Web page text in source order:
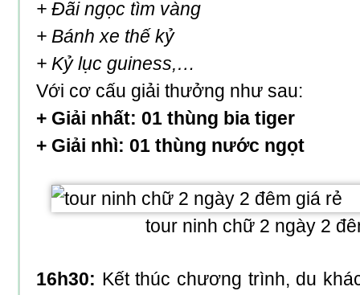
+ Đãi ngọc tìm vàng
+ Bánh xe thế kỷ
+ Kỷ lục guiness,…
Với cơ cấu giải thưởng như sau:
+ Giải nhất: 01 thùng bia tiger
+ Giải nhì: 01 thùng nước ngọt
tour ninh chữ 2 ngày 2
16h30: Kết thúc chương trình, du